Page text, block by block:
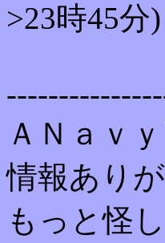
>23時45分)
ＡＮａｖ
情報あり
もっと怪